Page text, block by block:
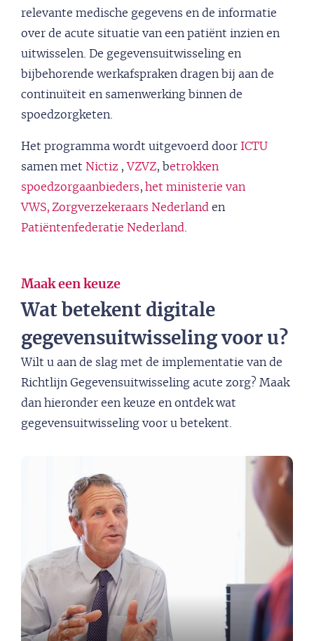
relevante medische gegevens en de informatie
over de acute situatie van een patiënt inzien en
uitwisselen. De gegevensuitwisseling en
bijbehorende werkafspraken dragen bij aan de
continuïteit en samenwerking binnen de
spoedzorgketen.
Het programma wordt uitgevoerd door ICTU
samen met Nictiz , VZVZ, betrokken
spoedzorgaanbieders, het ministerie van
VWS, Zorgverzekeraars Nederland en
Patiëntenfederatie Nederland.
Maak een keuze
Wat betekent digitale
gegevensuitwisseling voor u?
Wilt u aan de slag met de implementatie van de
Richtlijn Gegevensuitwisseling acute zorg? Maak
dan hieronder een keuze en ontdek wat
gegevensuitwisseling voor u betekent.